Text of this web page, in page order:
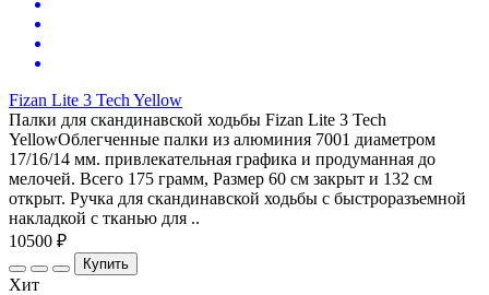
Fizan Lite 3 Tech Yellow
Палки для скандинавской ходьбы Fizan Lite 3 Tech
YellowОблегченные палки из алюминия 7001 диаметром
17/16/14 мм. привлекательная графика и продуманная до
мелочей. Всего 175 грамм, Размер 60 см закрыт и 132 см
открыт. Ручка для скандинавской ходьбы с быстроразъемной
накладкой с тканью для ..
10500 ₽
Купить
Хит